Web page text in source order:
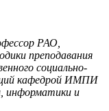
РАО,
преподавания
социально-
кафедрой ИМПИ
информатики и